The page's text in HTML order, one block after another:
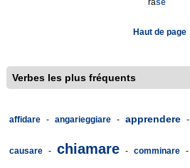
rase
Haut de page
Verbes les plus fréquents
affidare - angarieggiare - apprendere -
causare - chiamare - comminare -